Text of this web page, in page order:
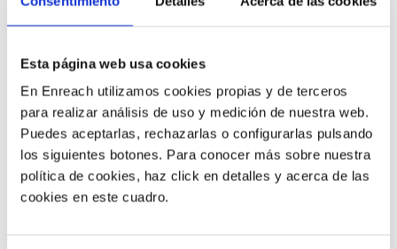
Esta página web usa cookies
En Enreach utilizamos cookies propias y de terceros
para realizar análisis de uso y medición de nuestra web.
Puedes aceptarlas, rechazarlas o configurarlas pulsando
los siguientes botones. Para conocer más sobre nuestra
política de cookies, haz click en detalles y acerca de las
cookies en este cuadro.
9 métricas de call center para medir
la satisfacción del cliente
11/06/2026